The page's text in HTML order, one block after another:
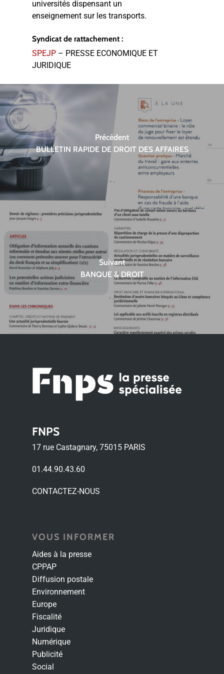
universités dispensant un
enseignement sur les transports.
Syndicat de rattachement :
SPEJP – PRESSE ECONOMIQUE ET
JURIDIQUE
Précédent
BULLETIN RAPIDE DE DROIT DES AFFAIRES
Suivant
BANQUE & DROIT
FNPS
17 rue Castagnary, 75015 PARIS
01.44.90.43.60
CONTACTEZ-NOUS
VOUS INFORMER
Aides à la presse
CPPAP
Diffusion postale
Environnement
Europe
Fiscalité
Juridique
Numérique
Publicité
Social